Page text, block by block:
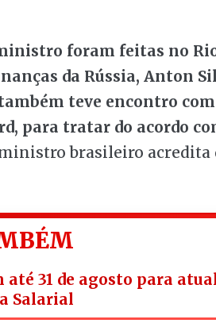
foram feitas no
da Rússia, Anton
também teve encontro
para tratar do acordo
brasileiro acredita
até 31 de agosto para
Salarial